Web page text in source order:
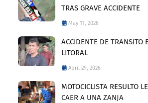
TRAS GRAVE ACCIDENTE
May 11, 2026
ACCIDENTE DE TRANSITO
LITORAL
April 29, 2026
MOTOCICLISTA RESULTO
CAER A UNA ZANJA